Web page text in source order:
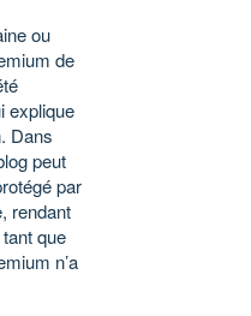
ou
de
explique
Dans
peut
par
rendant
que
n’a